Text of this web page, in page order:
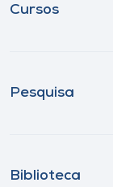
Cursos
Pesquisa
Biblioteca